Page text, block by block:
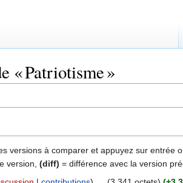
« Patriotisme »
versions à comparer et appuyez sur entrée
version, (diff) = différence avec la version